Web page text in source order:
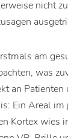
nicht
am
was
an Patienten
Ein Areal im
Kortex wies